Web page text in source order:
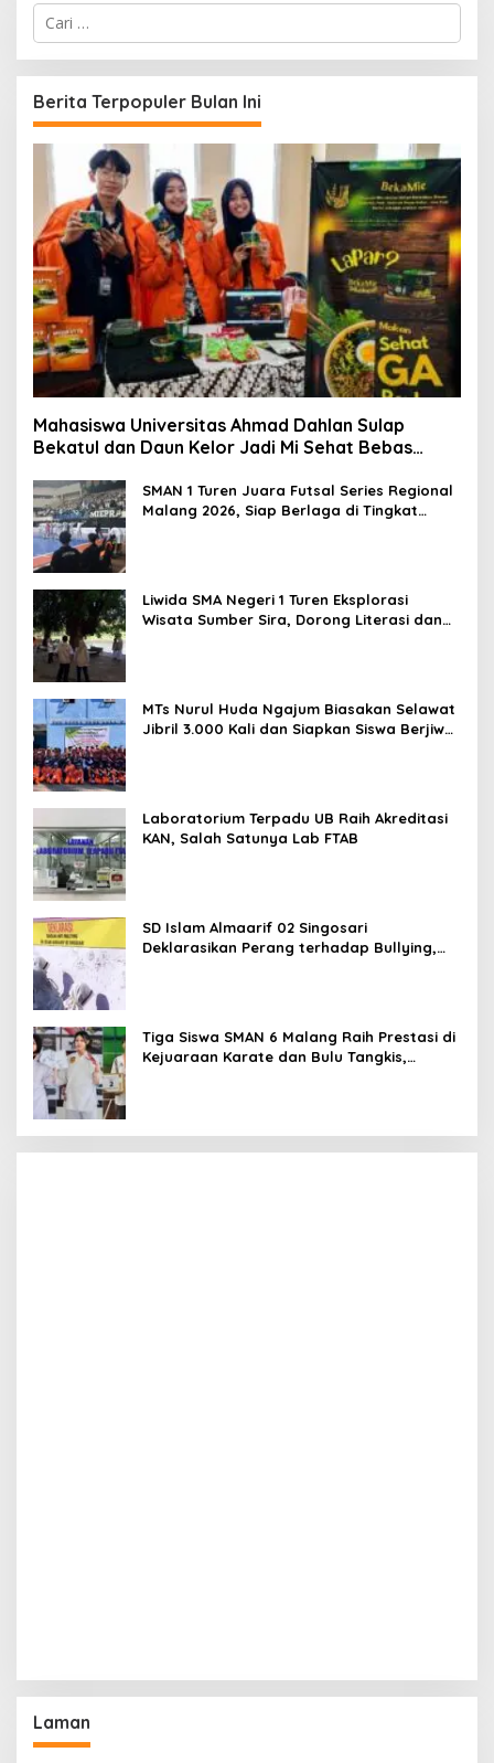
C
i
u
n
t
Berita Terpopuler Bulan Ini
Mahasiswa Universitas Ahmad Dahlan Sulap
Bekatul dan Daun Kelor Jadi Mi Sehat Bebas
SMAN 1 Turen Juara Futsal Series Regional
Malang 2026, Siap Berlaga di Tingkat
Liwida SMA Negeri 1 Turen Eksplorasi
Wisata Sumber Sira, Dorong Literasi dan
MTs Nurul Huda Ngajum Biasakan Selawat
Jibril 3.000 Kali dan Siapkan Siswa Berjiwa
Laboratorium Terpadu UB Raih Akreditasi
KAN, Salah Satunya Lab FTAB
SD Islam Almaarif 02 Singosari
Deklarasikan Perang terhadap Bullying,
Tiga Siswa SMAN 6 Malang Raih Prestasi di
Kejuaraan Karate dan Bulu Tangkis,
Laman